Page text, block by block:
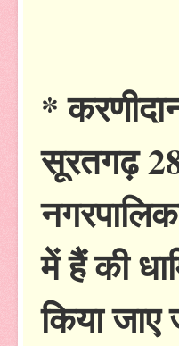
*
सूरतगढ़
में हैं की
किया